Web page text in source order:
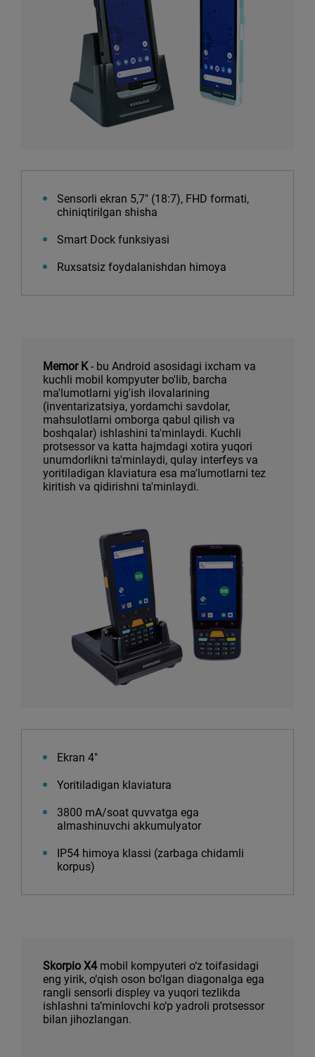
Sensorli ekran 5,7″ (18:7), FHD formati,
chiniqtirilgan shisha
Smart Dock funksiyasi
Ruxsatsiz foydalanishdan himoya
Memor K- bu Android asosidagi ixcham va
kuchli mobil kompyuter bo'lib, barcha
ma'lumotlarni yig'ish ilovalarining
(inventarizatsiya, yordamchi savdolar,
mahsulotlarni omborga qabul qilish va
boshqalar) ishlashini ta'minlaydi. Kuchli
protsessor va katta hajmdagi xotira yuqori
unumdorlikni ta'minlaydi, qulay interfeys va
yoritiladigan klaviatura esa ma'lumotlarni tez
kiritish va qidirishni ta'minlaydi.
Ekran 4″
Yoritiladigan klaviatura
3800 mA/soat quvvatga ega
almashinuvchi akkumulyator
IP54 himoya klassi (zarbaga chidamli
korpus)
Skorpio X4mobil kompyuteri o‘z toifasidagi
eng yirik, o‘qish oson bo'lgan diagonalga ega
rangli sensorli displey va yuqori tezlikda
ishlashni ta’minlovchi ko‘p yadroli protsessor
bilan jihozlangan.